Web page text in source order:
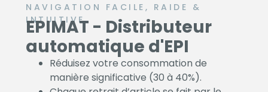
NAVIGATION FACILE, RAIDE &
INTUITIVE
EPIMAT - Distributeur
automatique d'EPI
Réduisez votre consommation de
manière significative (30 à 40%).